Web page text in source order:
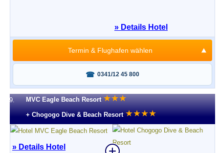
» Details Hotel
0341/12 45 800
Termin & Flughafen wählen
9. MVC Eagle Beach Resort ★★★
+ Chogogo Dive & Beach Resort ★★★★
» Details Hotel